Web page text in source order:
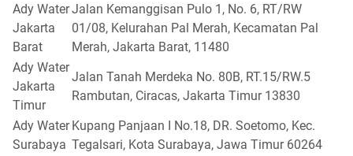
Ady Water
Jakarta
Barat
Jalan Kemanggisan Pulo 1, No. 6, RT/RW
01/08, Kelurahan Pal Merah, Kecamatan Pal
Merah, Jakarta Barat, 11480
Ady Water
Jakarta
Timur
Jalan Tanah Merdeka No. 80B, RT.15/RW.5
Rambutan, Ciracas, Jakarta Timur 13830
Ady Water
Surabaya
Kupang Panjaan I No.18, DR. Soetomo, Kec.
Tegalsari, Kota Surabaya, Jawa Timur 60264